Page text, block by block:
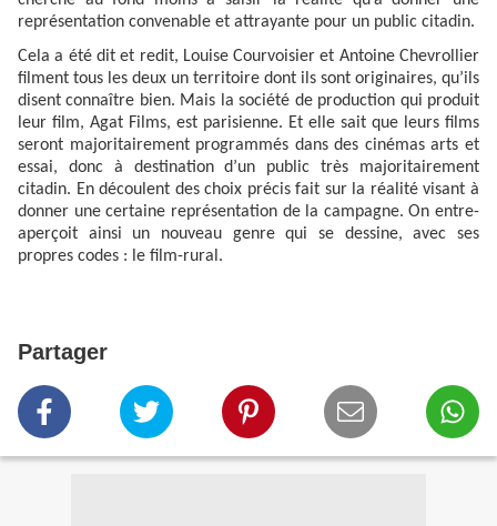
représentation convenable et attrayante pour un public citadin.
Cela a été dit et redit, Louise Courvoisier et Antoine Chevrollier
filment tous les deux un territoire dont ils sont originaires, qu’ils
disent connaître bien. Mais la société de production qui produit
leur film, Agat Films, est parisienne. Et elle sait que leurs films
seront majoritairement programmés dans des cinémas arts et
essai, donc à destination d’un public très majoritairement
citadin. En découlent des choix précis fait sur la réalité visant à
donner une certaine représentation de la campagne. On entre-
aperçoit ainsi un nouveau genre qui se dessine, avec ses
propres codes : le film-rural.
Partager